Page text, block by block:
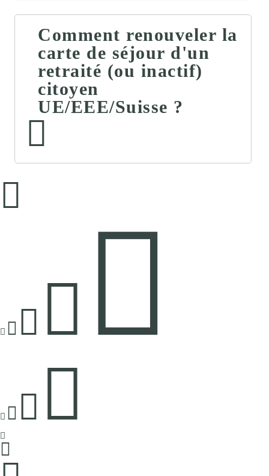
Comment renouveler la
carte de séjour d'un
retraité (ou inactif)
citoyen
UE/EEE/Suisse ?